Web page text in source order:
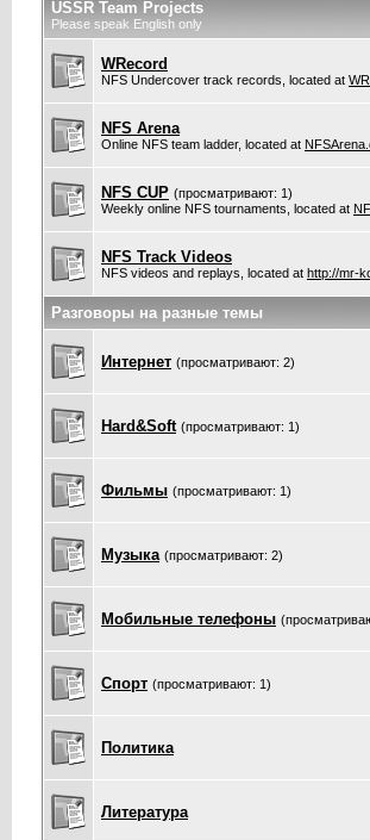
USSR Team Projects
Please speak English only
WRecord
NFS Undercover track records, located at
NFS Arena
Online NFS team ladder, located at
NFS CUP (просматривают: 1)
Weekly online NFS tournaments, located at
NFS Track Videos
NFS videos and replays, located at http://mr-
Разговоры на разные темы
Интернет (просматривают: 2)
Hard&Soft (просматривают: 1)
Фильмы (просматривают: 1)
Музыка (просматривают: 2)
Мобильные телефоны
Спорт (просматривают: 1)
Политика
Литература